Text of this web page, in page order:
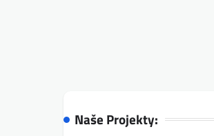
Naše Projekty: